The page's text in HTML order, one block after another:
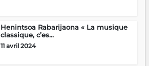
Henintsoa Rabarijaona « La musique
classique, c’es...
11 avril 2024